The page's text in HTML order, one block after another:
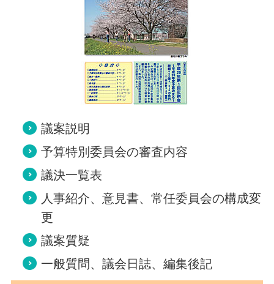
議案説明
予算特別委員会の審査内容
議決一覧表
人事紹介、意見書、常任委員会の構成変
更
議案質疑
一般質問、議会日誌、編集後記